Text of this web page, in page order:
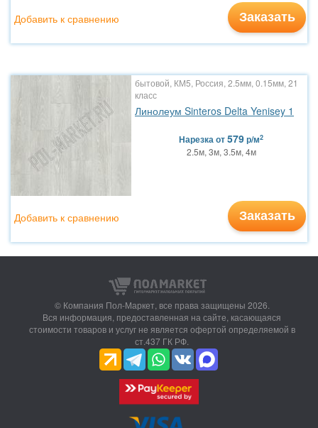
Заказать
Добавить к сравнению
бытовой, КМ5, Россия, 2.5мм, 0.15мм, 21
класс
Линолеум Sinteros Delta Yenisey 1
Нарезкаот579р/м2
2.5м, 3м, 3.5м, 4м
Заказать
Добавить к сравнению
© Компания Пол-Маркет, все права защищены 2026.
Вся информация, предоставленная на сайте, касающаяся
стоимости товаров и услуг не является офертой определяемой в
ст.437 ГК РФ.